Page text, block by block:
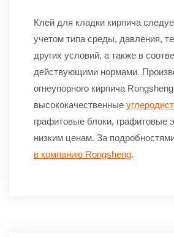
Клей для кладки кирпича
учетом типа среды, давления,
других условий, а также в
действующими нормами.
огнеупорного кирпича
высококачественные
графитовые блоки, графитовые
низким ценам. За
в компанию Rongsheng.